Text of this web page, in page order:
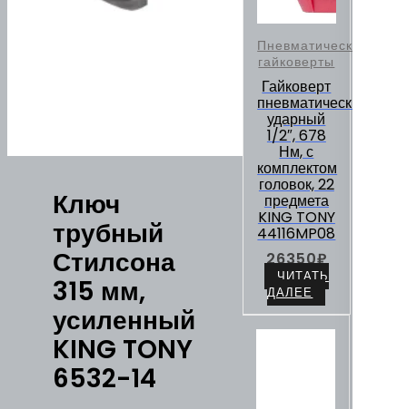
Ключ
трубный
Стилсона
315 мм,
усиленный
KING TONY
6532-14
Пневматические
гайковерты
Гайковерт
пневматический
ударный
1/2″, 678
Нм, с
комплектом
головок, 22
предмета
KING TONY
44116MP08
26350₽
ЧИТАТЬ
ДАЛЕЕ